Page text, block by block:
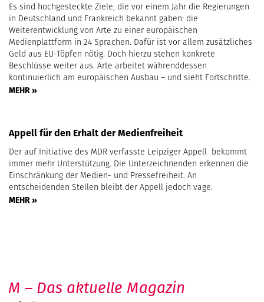
Es sind hochgesteckte Ziele, die vor einem Jahr die Regierungen
in Deutschland und Frankreich bekannt gaben: die
Weiterentwicklung von Arte zu einer europäischen
Medienplattform in 24 Sprachen. Dafür ist vor allem zusätzliches
Geld aus EU-Töpfen nötig. Doch hierzu stehen konkrete
Beschlüsse weiter aus. Arte arbeitet währenddessen
kontinuierlich am europäischen Ausbau – und sieht Fortschritte.
MEHR »
Appell für den Erhalt der Medienfreiheit
Der auf Initiative des MDR verfasste Leipziger Appell bekommt
immer mehr Unterstützung. Die Unterzeichnenden erkennen die
Einschränkung der Medien- und Pressefreiheit. An
entscheidenden Stellen bleibt der Appell jedoch vage.
MEHR »
M – Das aktuelle Magazin